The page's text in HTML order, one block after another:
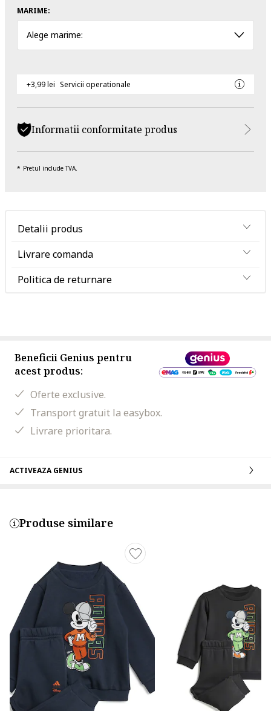
MARIME:
Alege marime:
+3,99 lei Servicii operationale
Informatii conformitate produs
Pretul include TVA.
Detalii produs
Livrare comanda
Politica de returnare
Beneficii Genius pentru
acest produs:
Oferte exclusive.
Transport gratuit la easybox.
Livrare prioritara.
ACTIVEAZA GENIUS
Produse similare